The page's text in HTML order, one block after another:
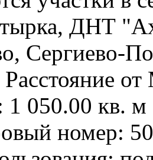
ДНТ
Сергиево-
Расстояние
1 050.00 кв.
номер: